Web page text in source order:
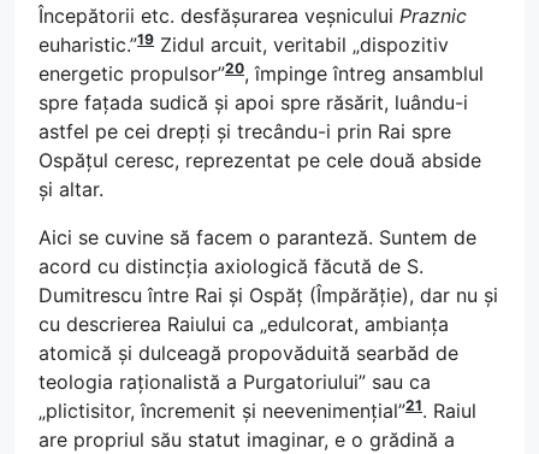
Începătorii etc. desfășurarea veșnicului Praznic
euharistic.”19 Zidul arcuit, veritabil „dispozitiv
energetic propulsor”20, împinge întreg ansamblul
spre fațada sudică și apoi spre răsărit, luându-i
astfel pe cei drepți și trecându-i prin Rai spre
Ospățul ceresc, reprezentat pe cele două abside
și altar.
Aici se cuvine să facem o paranteză. Suntem de
acord cu distincția axiologică făcută de S.
Dumitrescu între Rai și Ospăț (Împărăție), dar nu și
cu descrierea Raiului ca „edulcorat, ambianța
atomică și dulceagă propovăduită searbăd de
teologia raționalistă a Purgatoriului” sau ca
„plictisitor, încremenit și neevenimențial”21. Raiul
are propriul său statut imaginar, e o grădină a